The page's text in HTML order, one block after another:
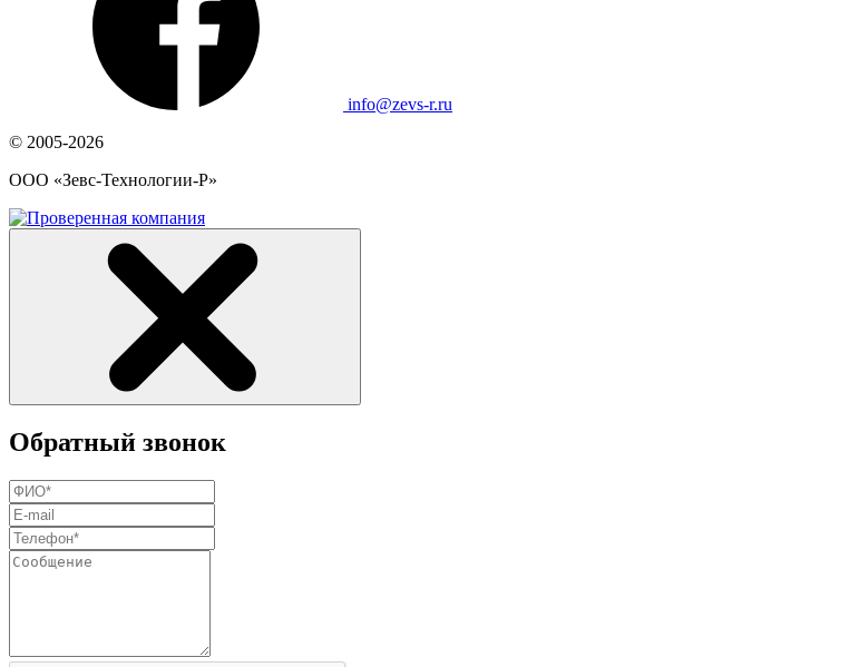
info@zevs-r.ru
© 2005-2026
ООО «Зевс-Технологии-Р»
Обратный звонок